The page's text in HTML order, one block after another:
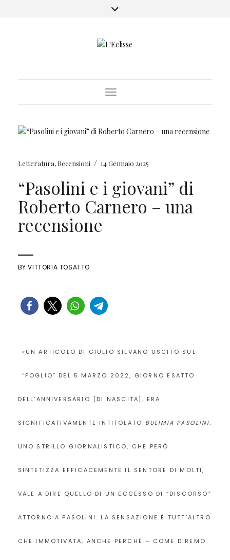
Toggle Navigation
Letteratura, Recensioni / 14 Gennaio 2025
“Pasolini e i giovani” di
Roberto Carnero – una
recensione
BYVITTORIA TOSATTO
«UN ARTICOLO DI GIULIO SILVANO USCITO SUL
“FOGLIO” DEL 5 MARZO 2022, GIORNO ESATTO
DELL’ANNIVERSARIO [DI NASCITA], ERA
SIGNIFICATIVAMENTE INTITOLATO BULIMIA PASOLINI:
UNO STRILLO GIORNALISTICO, CHE PERÒ
SINTETIZZA EFFICACEMENTE IL SENTORE DI MOLTI,
VALE A DIRE QUELLO DI UN ECCESSO DI “DISCORSO”
ATTORNO A PASOLINI. LA SENSAZIONE È TUTT’ALTRO
CHE IMMOTIVATA, ANCHE PERCHÉ – COME DIREMO